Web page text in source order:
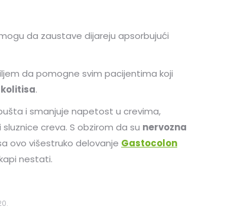
da zaustave dijareju apsorbujući
da pomogne svim pacijentima koji
.
i smanjuje napetost u crevima,
creva. S obzirom da su nervozna
ovo višestruko delovanje Gastocolon
nestati.